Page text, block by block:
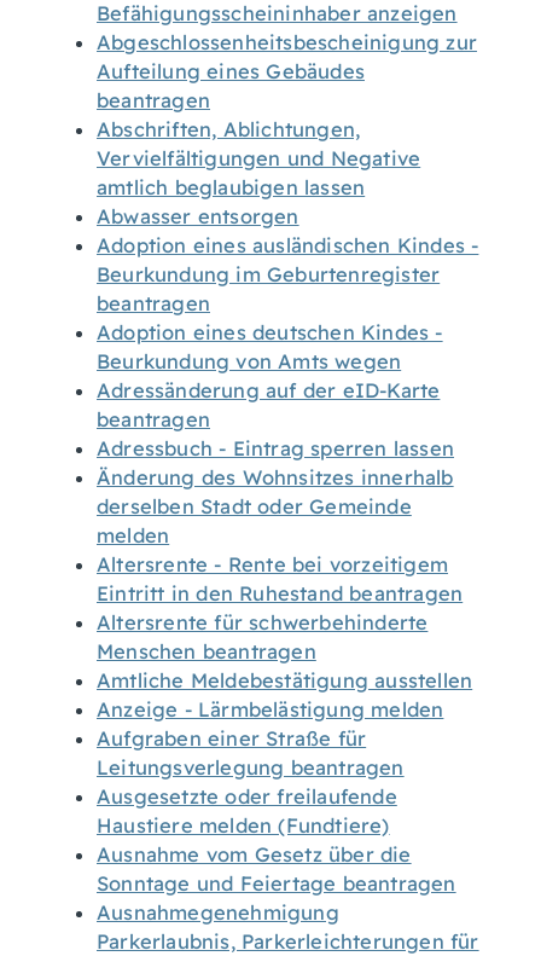
Befähigungsscheininhaber anzeigen
Abgeschlossenheitsbescheinigung zur
Aufteilung eines Gebäudes
beantragen
Abschriften, Ablichtungen,
Vervielfältigungen und Negative
amtlich beglaubigen lassen
Abwasser entsorgen
Adoption eines ausländischen Kindes -
Beurkundung im Geburtenregister
beantragen
Adoption eines deutschen Kindes -
Beurkundung von Amts wegen
Adressänderung auf der eID-Karte
beantragen
Adressbuch - Eintrag sperren lassen
Änderung des Wohnsitzes innerhalb
derselben Stadt oder Gemeinde
melden
Altersrente - Rente bei vorzeitigem
Eintritt in den Ruhestand beantragen
Altersrente für schwerbehinderte
Menschen beantragen
Amtliche Meldebestätigung ausstellen
Anzeige - Lärmbelästigung melden
Aufgraben einer Straße für
Leitungsverlegung beantragen
Ausgesetzte oder freilaufende
Haustiere melden (Fundtiere)
Ausnahme vom Gesetz über die
Sonntage und Feiertage beantragen
Ausnahmegenehmigung
Parkerlaubnis, Parkerleichterungen für